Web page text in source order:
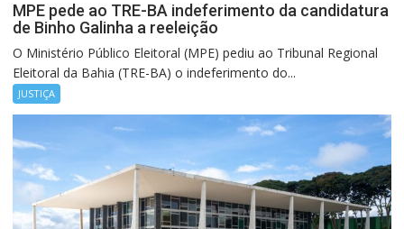
MPE pede ao TRE-BA indeferimento da candidatura
de Binho Galinha a reeleição
O Ministério Público Eleitoral (MPE) pediu ao Tribunal Regional
Eleitoral da Bahia (TRE-BA) o indeferimento do...
JUSTIÇA